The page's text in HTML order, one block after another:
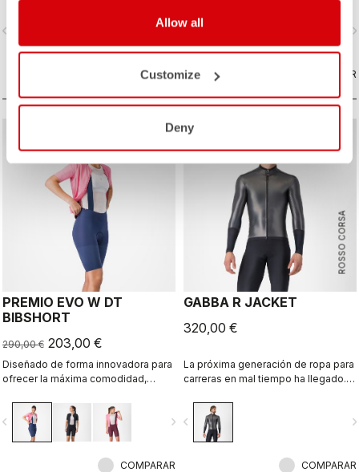
Allow all
Customize
Deny
make a short that's both impossibly
light and cool yet supportive for the
longest rides.
navigate_next
COMPARAR
largas distancias.
navigate_before
COMPARAR
PREMIO EVO W DT
BIBSHORT
290,00 € 203,00 €
Diseñado de forma innovadora para
ofrecer la máxima comodidad,
largas distancias.
navigate_next
COMPARAR
ROSSO CORSA
GABBA R JACKET
320,00 €
La próxima generación de ropa para
carreras en mal tiempo ha llegado.
larga es la más protectora y
aerodinámica hasta el momento.
navigate_before
COMPARAR